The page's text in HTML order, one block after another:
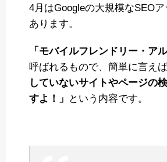
4月はGoogleの大規模なSEO
あります。
「モバイルフレンドリー・ア
呼ばれるもので、簡単に言えば
していないサイトやページの
すよ！」
という内容です。